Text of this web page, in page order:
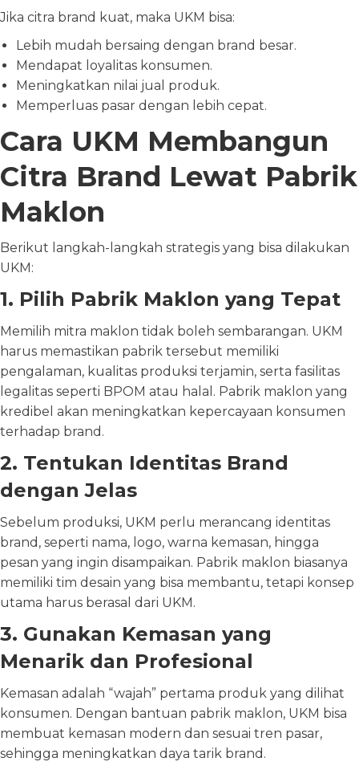
Jika citra brand kuat, maka UKM bisa:
Lebih mudah bersaing dengan brand besar.
Mendapat loyalitas konsumen.
Meningkatkan nilai jual produk.
Memperluas pasar dengan lebih cepat.
Cara UKM Membangun
Citra Brand Lewat Pabrik
Maklon
Berikut langkah-langkah strategis yang bisa dilakukan
UKM:
1. Pilih Pabrik Maklon yang Tepat
Memilih mitra maklon tidak boleh sembarangan. UKM
harus memastikan pabrik tersebut memiliki
pengalaman, kualitas produksi terjamin, serta fasilitas
legalitas seperti BPOM atau halal. Pabrik maklon yang
kredibel akan meningkatkan kepercayaan konsumen
terhadap brand.
2. Tentukan Identitas Brand
dengan Jelas
Sebelum produksi, UKM perlu merancang identitas
brand, seperti nama, logo, warna kemasan, hingga
pesan yang ingin disampaikan. Pabrik maklon biasanya
memiliki tim desain yang bisa membantu, tetapi konsep
utama harus berasal dari UKM.
3. Gunakan Kemasan yang
Menarik dan Profesional
Kemasan adalah “wajah” pertama produk yang dilihat
konsumen. Dengan bantuan pabrik maklon, UKM bisa
membuat kemasan modern dan sesuai tren pasar,
sehingga meningkatkan daya tarik brand.